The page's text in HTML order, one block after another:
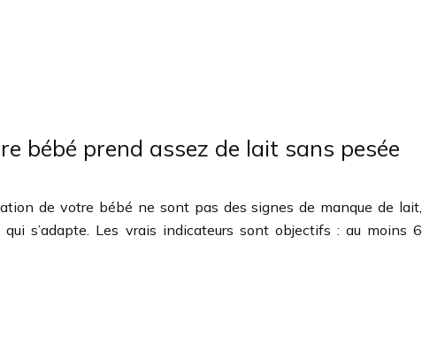
bébé prend assez de lait sans pesée
de votre bébé ne sont pas des signes de manque de lait,
s’adapte. Les vrais indicateurs sont objectifs : au moins 6